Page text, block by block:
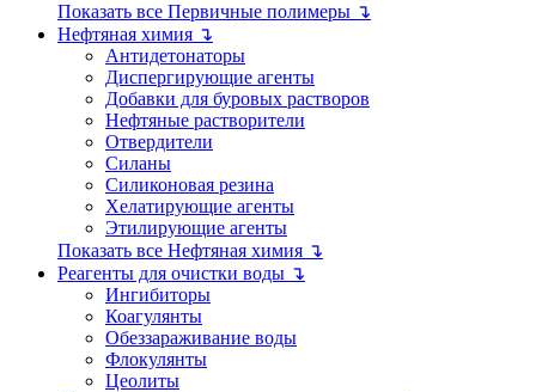
Показать все Первичные полимеры ↴
Нефтяная химия ↴
Антидетонаторы
Диспергирующие агенты
Добавки для буровых растворов
Нефтяные растворители
Отвердители
Силаны
Силиконовая резина
Хелатирующие агенты
Этилирующие агенты
Показать все Нефтяная химия ↴
Реагенты для очистки воды ↴
Ингибиторы
Коагулянты
Обеззараживание воды
Флокулянты
Цеолиты